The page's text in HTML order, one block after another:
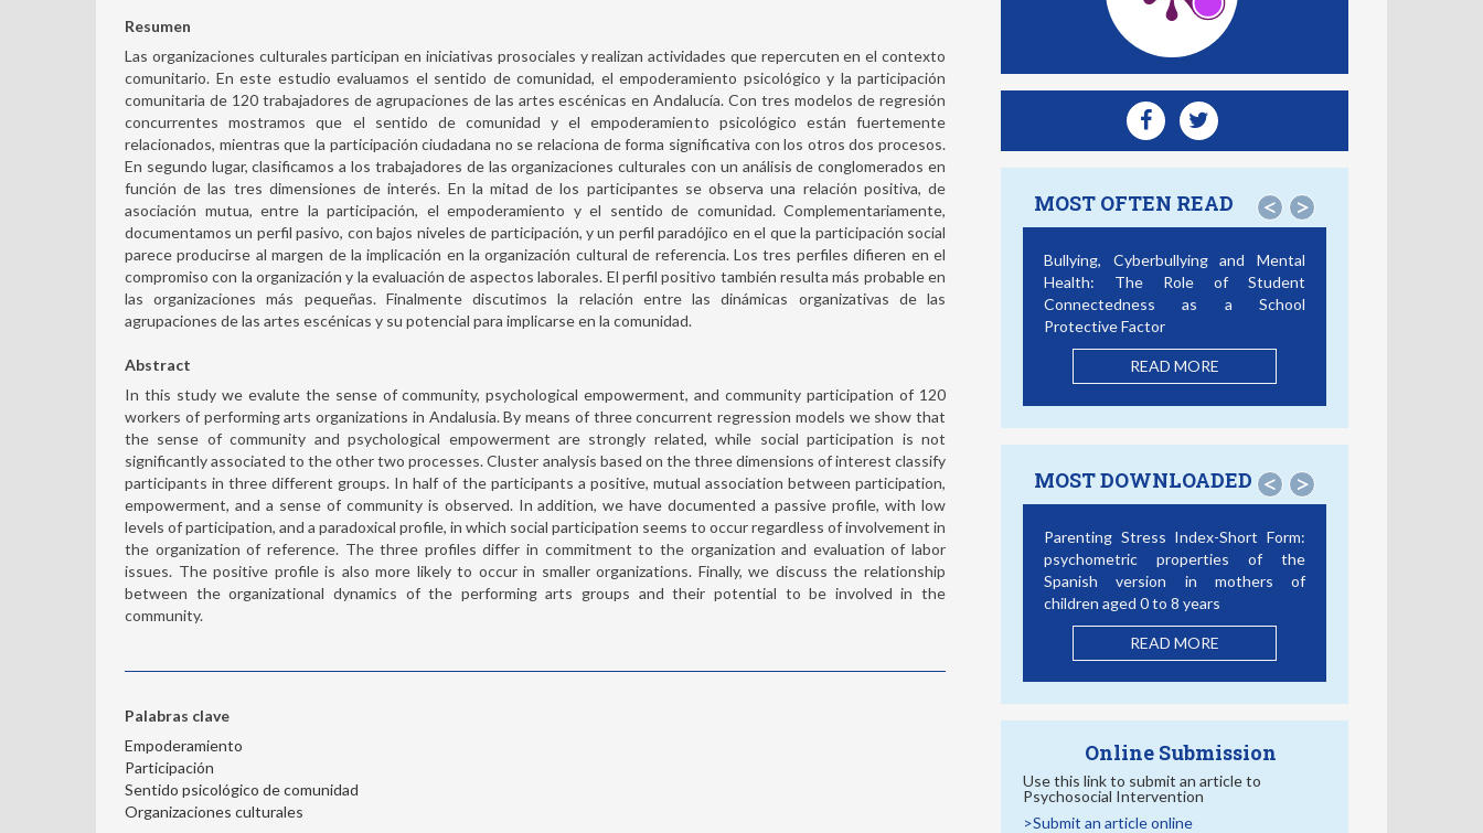
Resumen
Las organizaciones culturales participan en iniciativas prosociales y realizan actividades que repercuten en el contexto
comunitario. En este estudio evaluamos el sentido de comunidad, el empoderamiento psicológico y la participación
comunitaria de 120 trabajadores de agrupaciones de las artes escénicas en Andalucía. Con tres modelos de regresión
concurrentes mostramos que el sentido de comunidad y el empoderamiento psicológico están fuertemente
relacionados, mientras que la participación ciudadana no se relaciona de forma significativa con los otros dos procesos.
En segundo lugar, clasificamos a los trabajadores de las organizaciones culturales con un análisis de conglomerados en
función de las tres dimensiones de interés. En la mitad de los participantes se observa una relación positiva, de
asociación mutua, entre la participación, el empoderamiento y el sentido de comunidad. Complementariamente,
documentamos un perfil pasivo, con bajos niveles de participación, y un perfil paradójico en el que la participación social
parece producirse al margen de la implicación en la organización cultural de referencia. Los tres perfiles difieren en el
compromiso con la organización y la evaluación de aspectos laborales. El perfil positivo también resulta más probable en
las organizaciones más pequeñas. Finalmente discutimos la relación entre las dinámicas organizativas de las
agrupaciones de las artes escénicas y su potencial para implicarse en la comunidad.
Abstract
In this study we evalute the sense of community, psychological empowerment, and community participation of 120
workers of performing arts organizations in Andalusia. By means of three concurrent regression models we show that
the sense of community and psychological empowerment are strongly related, while social participation is not
significantly associated to the other two processes. Cluster analysis based on the three dimensions of interest classify
participants in three different groups. In half of the participants a positive, mutual association between participation,
empowerment, and a sense of community is observed. In addition, we have documented a passive profile, with low
levels of participation, and a paradoxical profile, in which social participation seems to occur regardless of involvement in
the organization of reference. The three profiles differ in commitment to the organization and evaluation of labor
issues. The positive profile is also more likely to occur in smaller organizations. Finally, we discuss the relationship
between the organizational dynamics of the performing arts groups and their potential to be involved in the
community.
Palabras clave
Empoderamiento
Participación
Sentido psicológico de comunidad
Organizaciones culturales
MOST OFTEN READ < >
Bullying, Cyberbullying and Mental
Health: The Role of Student
Connectedness as a School
Smartphone Addiction, Social
Support, and Cybercrime
Victimization: A Discrete Survival and
Growth Mixture Model
READ MORE
MOST DOWNLOADED < >
Parenting Stress Index-Short Form:
psychometric properties of the
Spanish version in mothers of
children aged 0 to 8 years
Bullying, Cyberbullying and Mental
Health: The Role of Student
Connectedness as a School
Protective Factor
READ MORE
Online Submission
Use this link to submit an article to
Psychosocial Intervention
>Submit an article online